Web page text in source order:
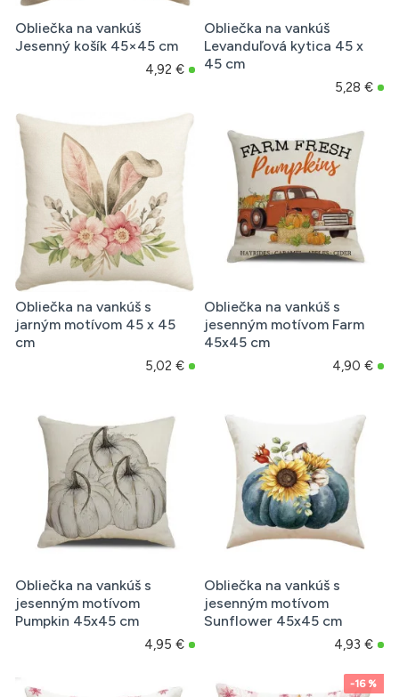
Obliečka na vankúš
Jesenný košík 45×45 cm
4,92 €
Obliečka na vankúš
Levanduľová kytica 45 x
45 cm
5,28 €
Obliečka na vankúš s
jarným motívom 45 x 45
cm
5,02 €
Obliečka na vankúš s
jesenným motívom Farm
45x45 cm
4,90 €
Obliečka na vankúš s
jesenným motívom
Pumpkin 45x45 cm
4,95 €
Obliečka na vankúš s
jesenným motívom
Sunflower 45x45 cm
4,93 €
-16 %